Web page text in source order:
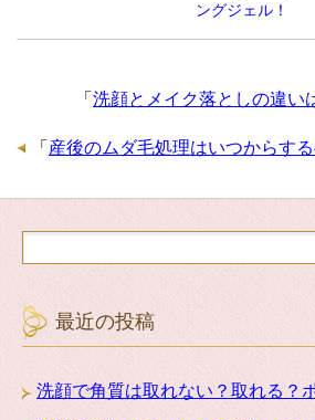
ングジェル！
「 洗顔とメイク落としの違い
「 産後のムダ毛処理はいつからする
最近の投稿
洗顔で角質は取れない？取れる？